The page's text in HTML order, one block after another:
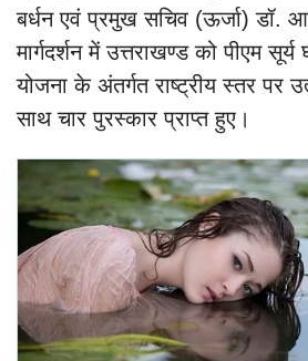
बर्धन एवं प्रमुख सचिव (ऊर्जा) डॉ.
मार्गदर्शन में उत्तराखण्ड को पीएम
योजना के अंतर्गत राष्ट्रीय स्तर पर
साथ चार पुरस्कार प्राप्त हुए।